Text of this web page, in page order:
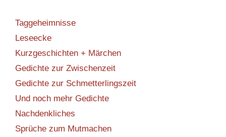
Taggeheimnisse
Leseecke
Kurzgeschichten + Märchen
Gedichte zur Zwischenzeit
Gedichte zur Schmetterlingszeit
Und noch mehr Gedichte
Nachdenkliches
Sprüche zum Mutmachen